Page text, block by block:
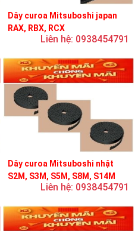
Dây curoa Mitsuboshi japan
RAX, RBX, RCX
Liên hệ: 0938454791
Dây curoa Mitsuboshi nhật
S2M, S3M, S5M, S8M, S14M
Liên hệ: 0938454791